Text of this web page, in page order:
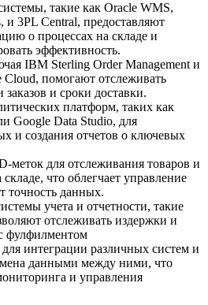
такие как Oracle WMS,
и 3PL Central, предоставляют
о процессах на складе и
эффективность.
IBM Sterling Order Management и
Cloud, помогают отслеживать
и сроки доставки.
платформ, таких как
Google Data Studio, для
и создания отчетов о ключевых
меток для отслеживания товаров и
складе, что облегчает управление
точность данных.
учета и отчетности, такие
отслеживать издержки и
фулфилментом
интеграции различных систем и
данными между ними, что
и управления